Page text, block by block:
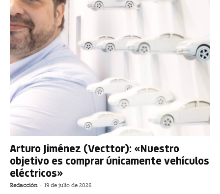
Arturo Jiménez (Vecttor): «Nuestro
objetivo es comprar únicamente vehículos
eléctricos»
Redacción - 19 de julio de 2026